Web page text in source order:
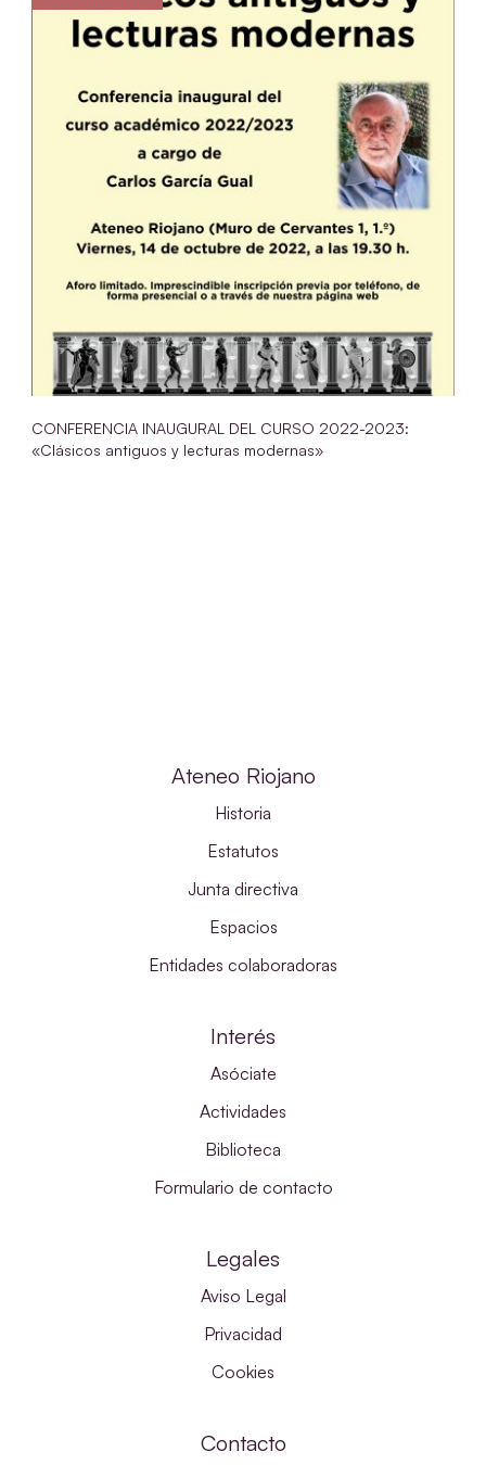
CONFERENCIA INAUGURAL DEL CURSO 2022-2023:
«Clásicos antiguos y lecturas modernas»
Ateneo Riojano
Historia
Estatutos
Junta directiva
Espacios
Entidades colaboradoras
Interés
Asóciate
Actividades
Biblioteca
Formulario de contacto
Legales
Aviso Legal
Privacidad
Cookies
Contacto